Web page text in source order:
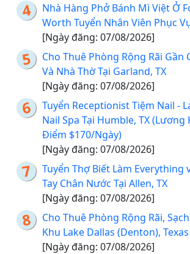
Nhà Hàng Phở Bánh Mì Việt Ở
Worth Tuyển Nhân Viên Phục
[Ngày đăng: 07/08/2026]
Cho Thuê Phòng Rộng Rãi Gần
Và Nhà Thờ Tại Garland, TX
[Ngày đăng: 07/08/2026]
Tuyển Receptionist Tiệm Nail -
Nail Spa Tại Humble, TX (Lương
Điểm $170/Ngày)
[Ngày đăng: 07/08/2026]
Tuyển Thợ Biết Làm Everything
Tay Chân Nước Tại Allen, TX
[Ngày đăng: 07/08/2026]
Cho Thuê Phòng Rộng Rãi, Sạch
Khu Lake Dallas (Denton), Texas
[Ngày đăng: 07/08/2026]